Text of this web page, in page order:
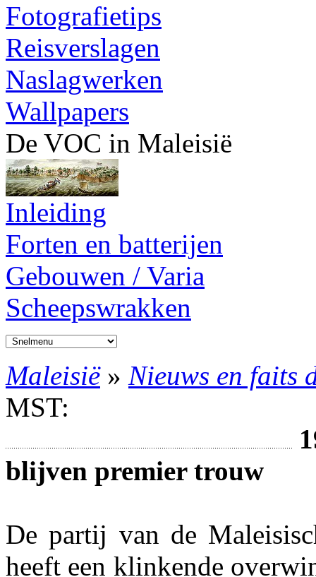
Fotografietips
Reisverslagen
Naslagwerken
Wallpapers
De VOC in Maleisië
Inleiding
Forten en batterijen
Gebouwen / Varia
Scheepswrakken
Maleisië» Nieuws en faits
MST:
blijven premier trouw
De partij van de
heeft een klinkende